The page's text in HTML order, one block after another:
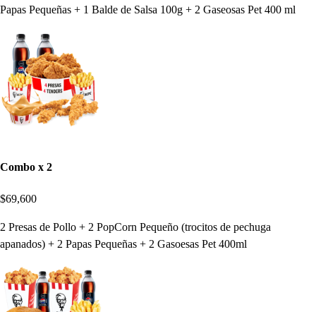
Papas Pequeñas + 1 Balde de Salsa 100g + 2 Gaseosas Pet 400 ml
Combo x 2
$69,600
2 Presas de Pollo + 2 PopCorn Pequeño (trocitos de pechuga
apanados) + 2 Papas Pequeñas + 2 Gasoesas Pet 400ml